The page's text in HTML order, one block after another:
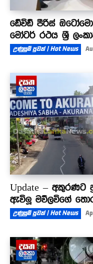
ඩේවිඩ් පීරිස්
මෝටර් රථය ශ්‍රී
උණුසුම් පුවත් | Hot News
Update – අකුරණට
ඇවිලූ මව්ලවිගේ
උණුසුම් පුවත් | Hot News